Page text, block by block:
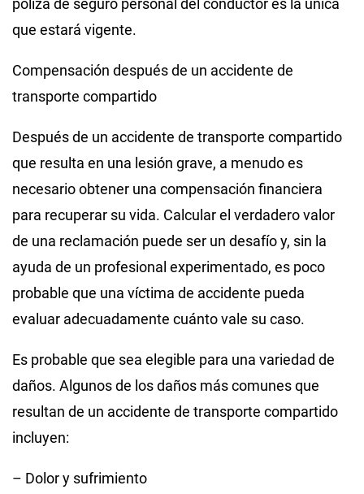
que estará vigente.
Compensación después de un accidente de
transporte compartido
Después de un accidente de transporte compartido
que resulta en una lesión grave, a menudo es
necesario obtener una compensación financiera
para recuperar su vida. Calcular el verdadero valor
de una reclamación puede ser un desafío y, sin la
ayuda de un profesional experimentado, es poco
probable que una víctima de accidente pueda
evaluar adecuadamente cuánto vale su caso.
Es probable que sea elegible para una variedad de
daños. Algunos de los daños más comunes que
resultan de un accidente de transporte compartido
incluyen:
– Dolor y sufrimiento